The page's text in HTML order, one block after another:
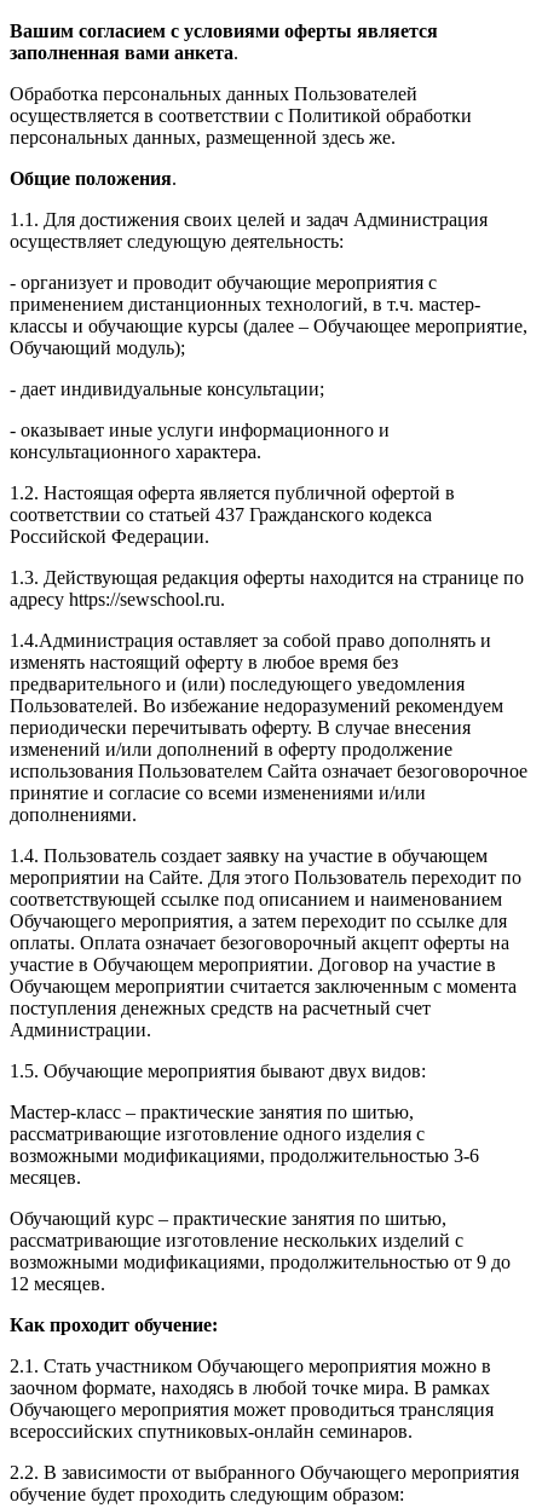
Вашим согласием с условиями оферты является
заполненная вами анкета.
Обработка персональных данных Пользователей
осуществляется в соответствии с Политикой обработки
персональных данных, размещенной здесь же.
Общие положения.
1.1. Для достижения своих целей и задач Администрация
осуществляет следующую деятельность:
- организует и проводит обучающие мероприятия с
применением дистанционных технологий, в т.ч. мастер-
классы и обучающие курсы (далее – Обучающее мероприятие,
Обучающий модуль);
- дает индивидуальные консультации;
- оказывает иные услуги информационного и
консультационного характера.
1.2. Настоящая оферта является публичной офертой в
соответствии со статьей 437 Гражданского кодекса
Российской Федерации.
1.3. Действующая редакция оферты находится на странице по
адресу https://sewschool.ru.
1.4.Администрация оставляет за собой право дополнять и
изменять настоящий оферту в любое время без
предварительного и (или) последующего уведомления
Пользователей. Во избежание недоразумений рекомендуем
периодически перечитывать оферту. В случае внесения
изменений и/или дополнений в оферту продолжение
использования Пользователем Сайта означает безоговорочное
принятие и согласие со всеми изменениями и/или
дополнениями.
1.4. Пользователь создает заявку на участие в обучающем
мероприятии на Сайте. Для этого Пользователь переходит по
соответствующей ссылке под описанием и наименованием
Обучающего мероприятия, а затем переходит по ссылке для
оплаты. Оплата означает безоговорочный акцепт оферты на
участие в Обучающем мероприятии. Договор на участие в
Обучающем мероприятии считается заключенным с момента
поступления денежных средств на расчетный счет
Администрации.
1.5. Обучающие мероприятия бывают двух видов:
Мастер-класс – практические занятия по шитью,
рассматривающие изготовление одного изделия с
возможными модификациями, продолжительностью 3-6
месяцев.
Обучающий курс – практические занятия по шитью,
рассматривающие изготовление нескольких изделий с
возможными модификациями, продолжительностью от 9 до
12 месяцев.
Как проходит обучение:
2.1. Стать участником Обучающего мероприятия можно в
заочном формате, находясь в любой точке мира. В рамках
Обучающего мероприятия может проводиться трансляция
всероссийских спутниковых-онлайн семинаров.
2.2. В зависимости от выбранного Обучающего мероприятия
обучение будет проходить следующим образом: